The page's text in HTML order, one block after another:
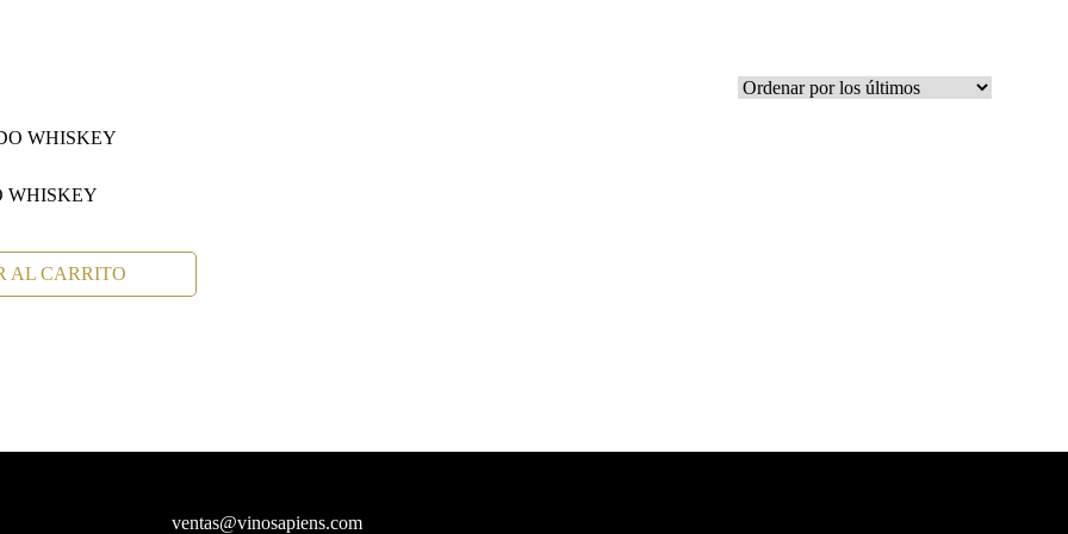
WHISKEY
AL CARRITO
ventas@vinosapiens.com